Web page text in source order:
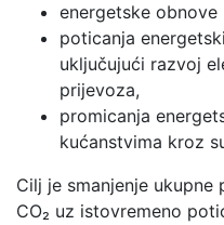
energetske
poticanja
uključujući razvoj
prijevoza,
promicanja
kućanstvima kroz
Cilj je smanjenje ukupne
CO₂ uz istovremeno